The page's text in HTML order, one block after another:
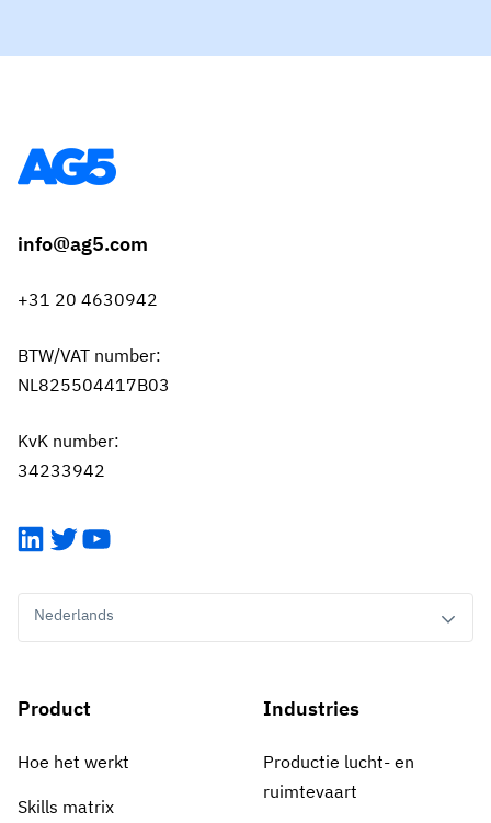
info@ag5.com
+31 20 4630942
BTW/VAT number:
NL825504417B03
KvK number:
34233942
LinkedIn
TwitterYouTube
Nederlands
Product
Hoe het werkt
Skills matrix
Industries
Productie lucht- en
ruimtevaart